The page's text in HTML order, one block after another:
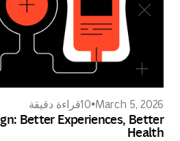
March 5, 2026
10قراءة دقيقة
Better Experiences, Better
Health